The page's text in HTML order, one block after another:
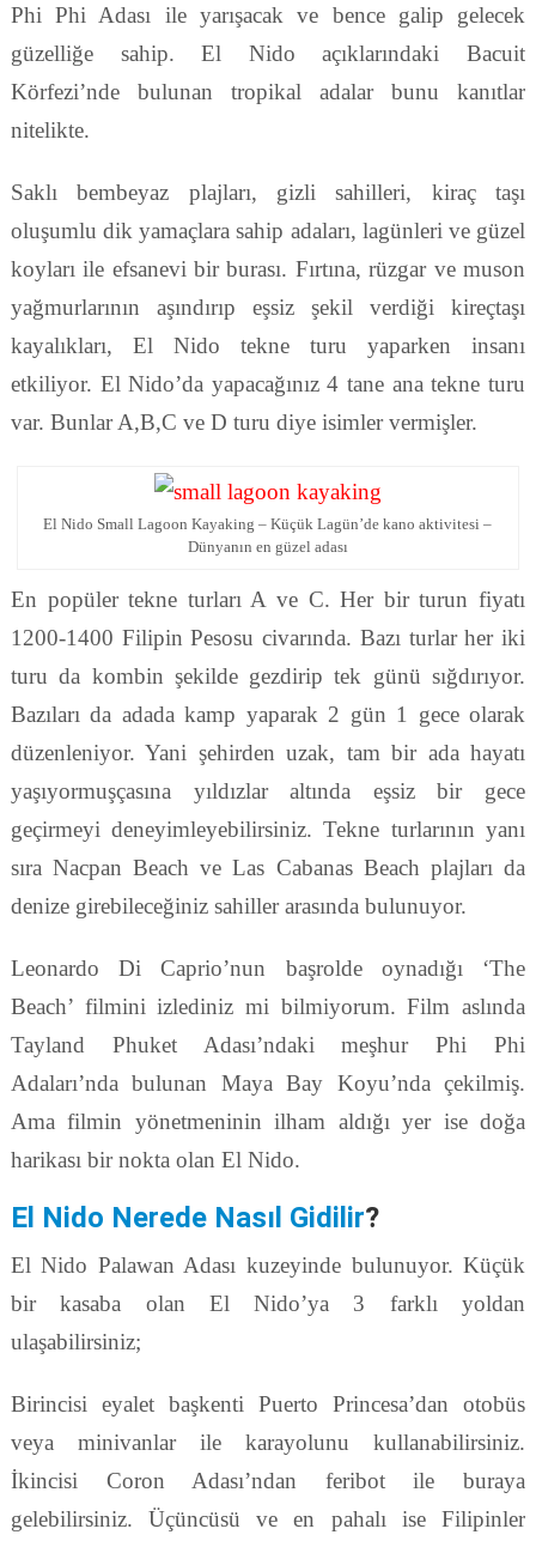
Phi Phi Adası ile yarışacak ve bence galip gelecek
güzelliğe sahip. El Nido açıklarındaki Bacuit
Körfezi’nde bulunan tropikal adalar bunu kanıtlar
nitelikte.
Saklı bembeyaz plajları, gizli sahilleri, kiraç taşı
oluşumlu dik yamaçlara sahip adaları, lagünleri ve güzel
koyları ile efsanevi bir burası. Fırtına, rüzgar ve muson
yağmurlarının aşındırıp eşsiz şekil verdiği kireçtaşı
kayalıkları, El Nido tekne turu yaparken insanı
etkiliyor. El Nido’da yapacağınız 4 tane ana tekne turu
var. Bunlar A,B,C ve D turu diye isimler vermişler.
El Nido Small Lagoon Kayaking – Küçük Lagün’de kano aktivitesi –
Dünyanın en güzel adası
En popüler tekne turları A ve C. Her bir turun fiyatı
1200-1400 Filipin Pesosu civarında. Bazı turlar her iki
turu da kombin şekilde gezdirip tek günü sığdırıyor.
Bazıları da adada kamp yaparak 2 gün 1 gece olarak
düzenleniyor. Yani şehirden uzak, tam bir ada hayatı
yaşıyormuşçasına yıldızlar altında eşsiz bir gece
geçirmeyi deneyimleyebilirsiniz. Tekne turlarının yanı
sıra Nacpan Beach ve Las Cabanas Beach plajları da
denize girebileceğiniz sahiller arasında bulunuyor.
Leonardo Di Caprio’nun başrolde oynadığı ‘The
Beach’ filmini izlediniz mi bilmiyorum. Film aslında
Tayland Phuket Adası’ndaki meşhur Phi Phi
Adaları’nda bulunan Maya Bay Koyu’nda çekilmiş.
Ama filmin yönetmeninin ilham aldığı yer ise doğa
harikası bir nokta olan El Nido.
El Nido Nerede Nasıl Gidilir?
El Nido Palawan Adası kuzeyinde bulunuyor. Küçük
bir kasaba olan El Nido’ya 3 farklı yoldan
ulaşabilirsiniz;
Birincisi eyalet başkenti Puerto Princesa’dan otobüs
veya minivanlar ile karayolunu kullanabilirsiniz.
İkincisi Coron Adası’ndan feribot ile buraya
gelebilirsiniz. Üçüncüsü ve en pahalı ise Filipinler